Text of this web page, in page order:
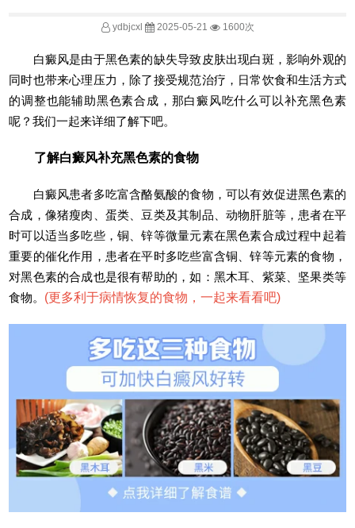
ydbjcxl 2025-05-21 1600次
白癜风是由于黑色素的缺失导致皮肤出现白斑，影响外观的
同时也带来心理压力，除了接受规范治疗，日常饮食和生活方式
的调整也能辅助黑色素合成，那白癜风吃什么可以补充黑色素
呢？我们一起来详细了解下吧。
了解白癜风补充黑色素的食物
白癜风患者多吃富含酪氨酸的食物，可以有效促进黑色素的
合成，像猪瘦肉、蛋类、豆类及其制品、动物肝脏等，患者在平
时可以适当多吃些，铜、锌等微量元素在黑色素合成过程中起着
重要的催化作用，患者在平时多吃些富含铜、锌等元素的食物，
对黑色素的合成也是很有帮助的，如：黑木耳、紫菜、坚果类等
食物。 (更多利于病情恢复的食物，一起来看看吧)